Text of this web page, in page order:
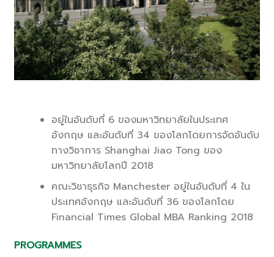
อยู่ในอันดับที่ 6 ของมหาวิทยาลัยในประเทศ
อังกฤษ และอันดับที่ 34 ของโลกโดยการจัดอันดับ
ทางวิชาการ Shanghai Jiao Tong ของ
มหาวิทยาลัยโลกปี 2018
คณะวิชาธุรกิจ Manchester อยู่ในอันดับที่ 4 ใน
ประเทศอังกฤษ และอันดับที่ 36 ของโลกโดย
Financial Times Global MBA Ranking 2018
PROGRAMMES